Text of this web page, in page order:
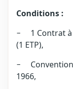
Conditions :
− 1 Contrat à
(1 ETP),
− Convention
1966,